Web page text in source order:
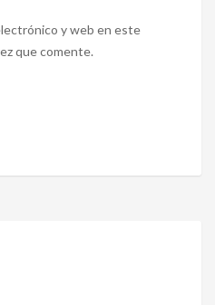
y web en este
que comente.